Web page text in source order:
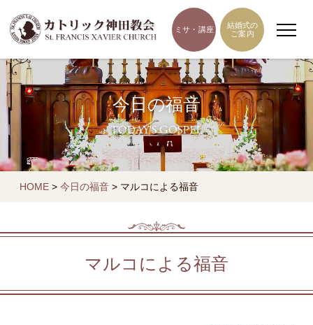
ミサ・講座
結婚式の
ご案内
今日の福音
TODAY'S GOSPEL
HOME > 今日の福音 > マルコによる福音
マルコによる福音